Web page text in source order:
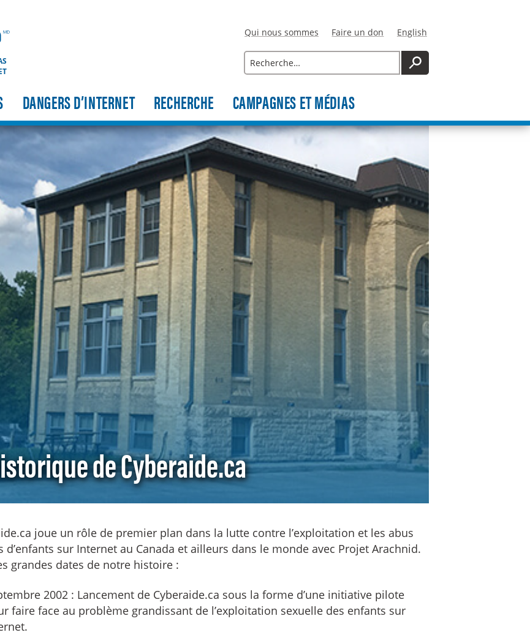
DANGERS D’INTERNET RECHERCHE CAMPAGNES ET MÉDIAS
Qui nous sommes Faire un don English
Recherche
RECHERCHE
de Cyberaide.ca
joue un rôle de premier plan dans la lutte contre l’exploitation et les abus
d’enfants sur Internet au Canada et ailleurs dans le monde avec Projet Arachnid.
grandes dates de notre histoire :
2002 : Lancement de Cyberaide.ca sous la forme d’une initiative pilote
faire face au problème grandissant de l’exploitation sexuelle des enfants sur